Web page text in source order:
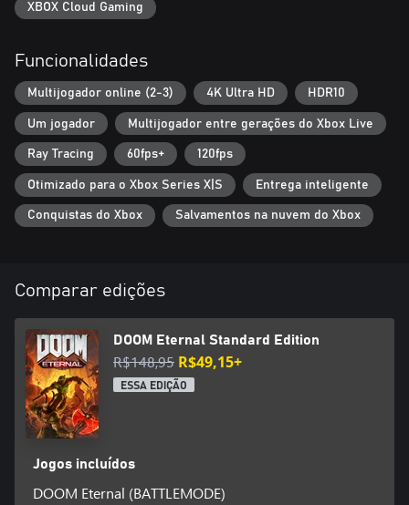
XBOX Cloud Gaming
Funcionalidades
Multijogador online (2-3) 4K Ultra HD HDR10
Um jogador Multijogador entre gerações do Xbox Live
Ray Tracing 60fps+ 120fps
Otimizado para o Xbox Series X|S Entrega inteligente
Conquistas do Xbox Salvamentos na nuvem do Xbox
Comparar edições
DOOM Eternal Standard Edition
R$148,95 R$49,15+
ESSA EDIÇÃO
Jogos incluídos
DOOM Eternal (BATTLEMODE)